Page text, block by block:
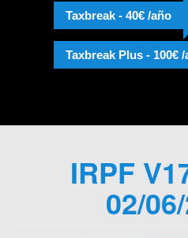
Taxbreak - 40€ /año
Taxbreak Plus - 100€ /
IRPF
02/